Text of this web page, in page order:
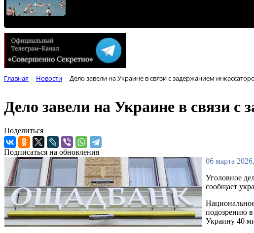
Главная Новости Дело завели на Украине в связи с задержанием
Дело завели на Украине в связи с
Поделиться
Подписаться на обновления
06 марта
Уголовное
сообщает
подозрению в
Украину 40